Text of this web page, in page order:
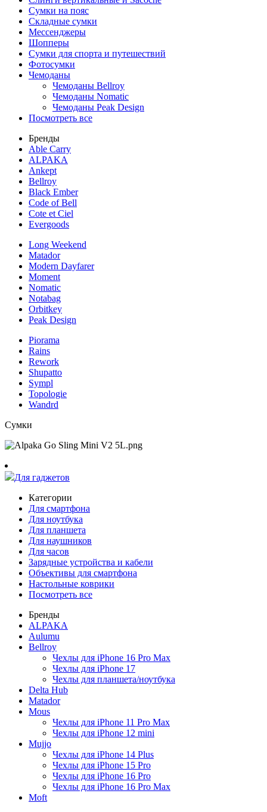
Сумки на пояс
Складные сумки
Мессенджеры
Шопперы
Сумки для спорта и путешествий
Фотосумки
Чемоданы
Чемоданы Bellroy
Чемоданы Nomatic
Чемоданы Peak Design
Посмотреть все
Бренды
Able Carry
ALPAKA
Ankept
Bellroy
Black Ember
Code of Bell
Cote et Ciel
Evergoods
Long Weekend
Matador
Modern Dayfarer
Moment
Nomatic
Notabag
Orbitkey
Peak Design
Piorama
Rains
Rework
Shupatto
Sympl
Topologie
Wandrd
Сумки
Для гаджетов
Категории
Для смартфона
Для ноутбука
Для планшета
Для наушников
Для часов
Зарядные устройства и кабели
Объективы для смартфона
Настольные коврики
Посмотреть все
Бренды
ALPAKA
Aulumu
Bellroy
Чехлы для iPhone 16 Pro Max
Чехлы для iPhone 17
Чехлы для планшета/ноутбука
Delta Hub
Matador
Mous
Чехлы для iPhone 11 Pro Max
Чехлы для iPhone 12 mini
Mujjo
Чехлы для iPhone 14 Plus
Чехлы для iPhone 15 Pro
Чехлы для iPhone 16 Pro
Чехлы для iPhone 16 Pro Max
Moft